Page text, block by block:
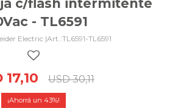
c/flash intermitente
- TL6591
Electric | TL6591-TL6591
17,10 USD 30,11
43